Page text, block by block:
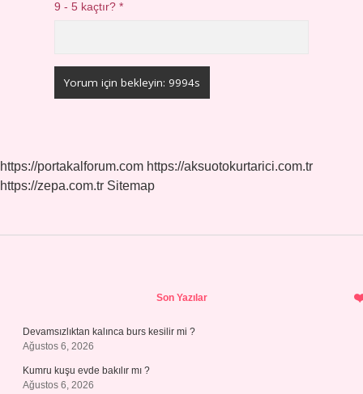
9 - 5 kaçtır?*
https://portakalforum.com https://aksuotokurtarici.com.tr
https://zepa.com.tr Sitemap
Son Yazılar
Devamsızlıktan kalınca burs kesilir mi ?
Ağustos 6, 2026
Kumru kuşu evde bakılır mı ?
Ağustos 6, 2026